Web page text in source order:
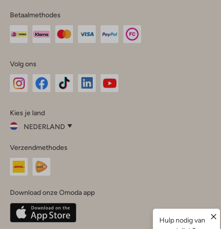
Betaalmethodes
Volg ons
InstagramFacebook
Kies je land
NEDERLAND
je
land
Nederland
Belgique(Français)
Deutschland
Verzendmethodes
Download onze Omoda app